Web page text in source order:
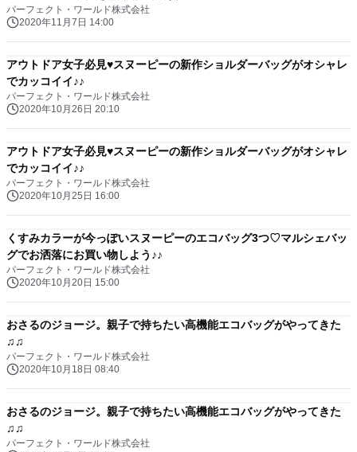
パーフェクト・ワールド株式会社
2020年11月7日 14:00
アウトドア女子必見♥スヌーピーの新作ショルダーバッグがオシャレ
でカッコイイ♪♪
パーフェクト・ワールド株式会社
2020年10月26日 20:10
アウトドア女子必見♥スヌーピーの新作ショルダーバッグがオシャレ
でカッコイイ♪♪
パーフェクト・ワールド株式会社
2020年10月25日 16:00
くすみカラーが今っぽいスヌーピーのエコバッグ3つ♡マルシェバッ
グでお洒落にお買い物しよう♪♪
パーフェクト・ワールド株式会社
2020年10月20日 15:00
おさるのジョージ。親子で持ちたい高機能エコバッグがやってきた
♫♫
パーフェクト・ワールド株式会社
2020年10月18日 08:40
おさるのジョージ。親子で持ちたい高機能エコバッグがやってきた
♫♫
パーフェクト・ワールド株式会社